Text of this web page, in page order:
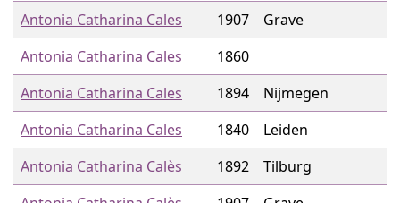
Antonia Catharina Cales
1907
Grave
Antonia Catharina Cales
1860
Antonia Catharina Cales
1894
Nijmegen
Antonia Catharina Cales
1840
Leiden
Antonia Catharina Calès
1892
Tilburg